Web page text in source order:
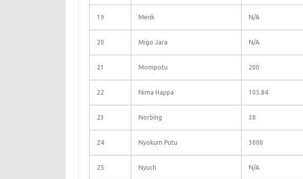
19 Menk N/A
20 Migo Jara N/A
21 Mompotu 200
22 Nima Happa 105.84
23 Norbing 38
24 Nyokum Putu 3000
25 Nyuch N/A